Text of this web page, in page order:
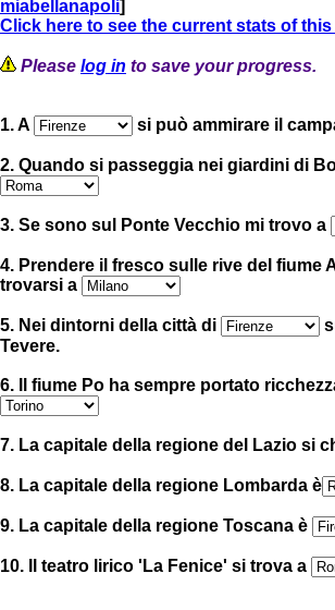
miabellanapoli]
Click here to see the current stats of
Please log in to save your progress.
1. A si può ammirare il
2. Quando si passeggia nei giardini di
3. Se sono sul Ponte Vecchio mi trovo a
4. Prendere il fresco sulle rive del fiume
trovarsi a
5. Nei dintorni della città di
Tevere.
6. Il fiume Po ha sempre portato
7. La capitale della regione del Lazio si
8. La capitale della regione Lombarda è
9. La capitale della regione Toscana è
10. Il teatro lirico 'La Fenice' si trova a